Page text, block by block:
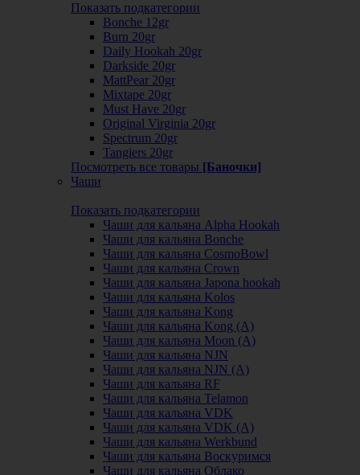
Показать подкатегории
Bonche 12gr
Burn 20gr
Daily Hookah 20gr
Darkside 20gr
MattPear 20gr
Mixtape 20gr
Must Have 20gr
Original Virginia 20gr
Spectrum 20gr
Tangiers 20gr
Посмотреть все товары [Баночки]
Чаши
Показать подкатегории
Чаши для кальяна Alpha Hookah
Чаши для кальяна Bonche
Чаши для кальяна CosmoBowl
Чаши для кальяна Crown
Чаши для кальяна Japona hookah
Чаши для кальяна Kolos
Чаши для кальяна Kong
Чаши для кальяна Kong (A)
Чаши для кальяна Moon (А)
Чаши для кальяна NJN
Чаши для кальяна NJN (А)
Чаши для кальяна RF
Чаши для кальяна Telamon
Чаши для кальяна VDK
Чаши для кальяна VDK (А)
Чаши для кальяна Werkbund
Чаши для кальяна Воскуримся
Чаши для кальяна Облако